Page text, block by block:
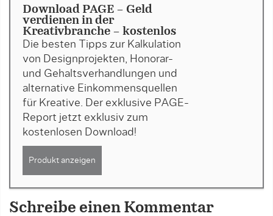
Download PAGE - Geld
verdienen in der
Kreativbranche - kostenlos
Die besten Tipps zur Kalkulation
von Designprojekten, Honorar-
und Gehaltsverhandlungen und
alternative Einkommensquellen
für Kreative. Der exklusive PAGE-
Report jetzt exklusiv zum
kostenlosen Download!
Produkt anzeigen
Schreibe einen Kommentar